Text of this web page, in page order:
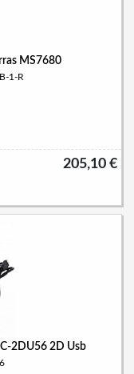
MS7680
1-R
205,10 €
2DU56 2D Usb